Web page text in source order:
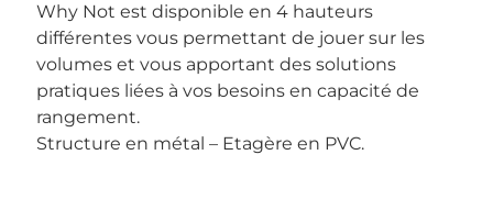
Why Not est disponible en 4 hauteurs
différentes vous permettant de jouer sur les
volumes et vous apportant des solutions
pratiques liées à vos besoins en capacité de
rangement.
Structure en métal – Etagère en PVC.